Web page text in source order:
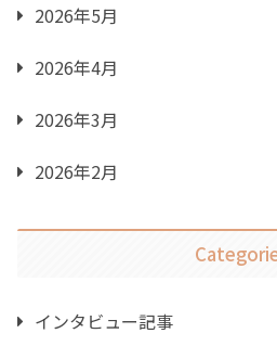
2026年5月
2026年4月
2026年3月
2026年2月
インタビュー記事